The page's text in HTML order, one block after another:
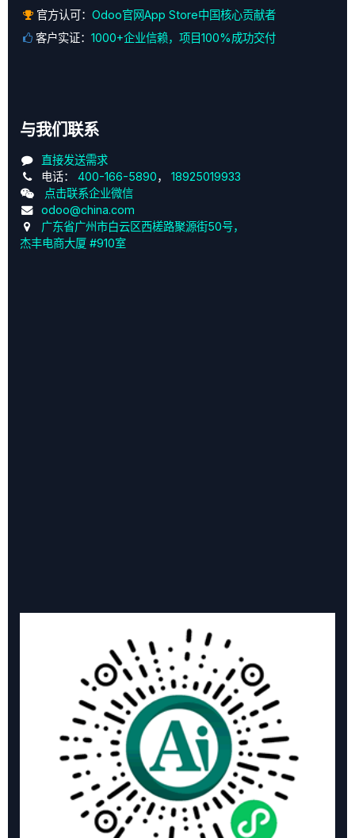
官方认可： Odoo官网App Store中国核心贡献者
客户实证： 1000+企业信赖，项目100%成功交付
与我们联系
直接发送需求
电话： 400-166-5890， 18925019933
点击联系企业微信
odoo@china.com
广东省广州市白云区西槎路聚源街50号，
杰丰电商大厦 #910室